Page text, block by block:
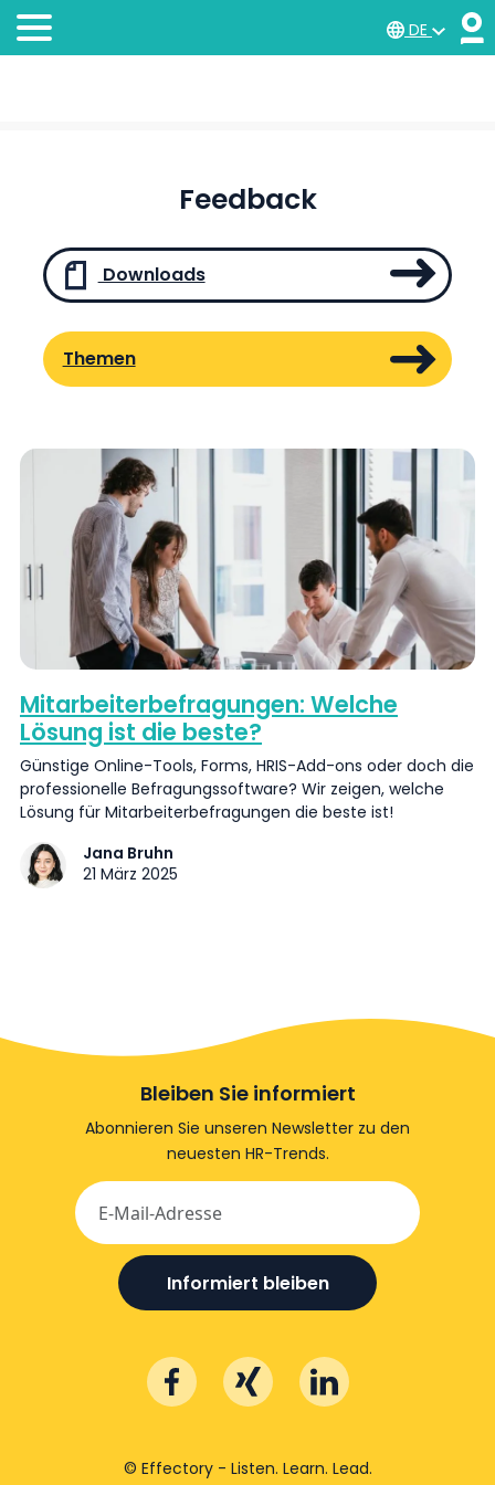
DE
Feedback
Downloads
Themen
Mitarbeiterbefragungen: Welche
Lösung ist die beste?
Günstige Online-Tools, Forms, HRIS-Add-ons oder doch die
professionelle Befragungssoftware? Wir zeigen, welche
Lösung für Mitarbeiterbefragungen die beste ist!
Jana Bruhn
21 März 2025
Bleiben Sie informiert
Abonnieren Sie unseren Newsletter zu den
neuesten HR-Trends.
Informiert bleiben
© Effectory - Listen. Learn. Lead.